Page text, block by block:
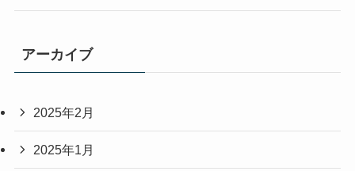
アーカイブ
2025年2月
2025年1月